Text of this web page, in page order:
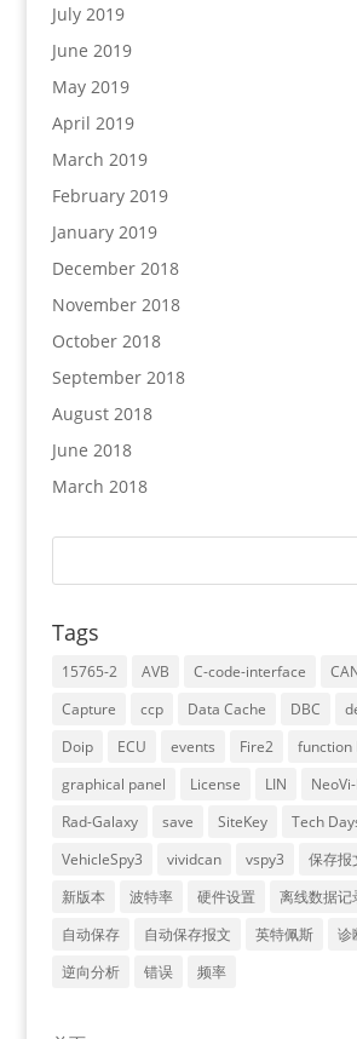
July 2019
June 2019
May 2019
April 2019
March 2019
February 2019
January 2019
December 2018
November 2018
October 2018
September 2018
August 2018
June 2018
March 2018
Tags
15765-2 AVB C-code-interface
Capture
ccp Data Cache DBC
Doip
ECU events Fire2 function
graphical panel
License LIN
Rad-Galaxy
save SiteKey Tech
VehicleSpy3
vividcan vspy3 保存报
新版本
波特率 硬件设置 离线数据记
自动保存
自动保存报文 英特佩斯 诊
逆向分析
错误 频率